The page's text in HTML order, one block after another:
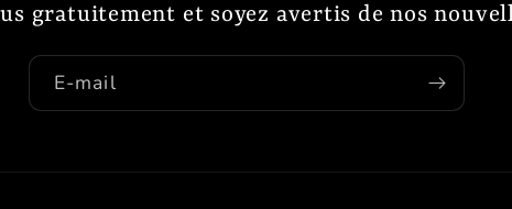
gratuitement et soyez avertis de nos
E-mail